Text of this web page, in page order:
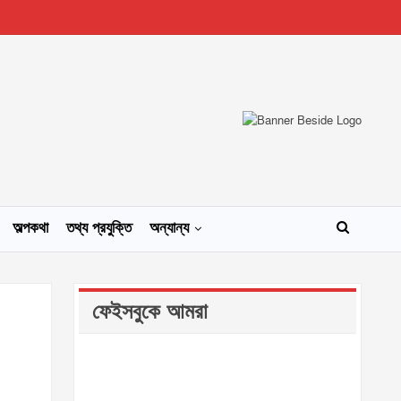
অল্পকথা তথ্য প্রযুক্তি অন্যান্য
ফেইসবুকে আমরা